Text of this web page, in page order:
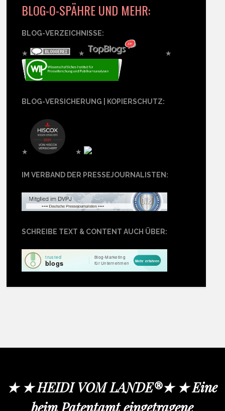
BLOG-O-SPÄHRE UND MEHR:
BLOG-VERZEICHNISSE:
★ ★ ★
BLOG-VERSICHERUNG | KOPIERSCHUTZ:
★ ★
IM VERBAND DER PRESSEJOURNALISTEN:
SCHREIBE TEXT & CONTENT AUCH ÜBER:
★ ★ HEIDI VOM LANDE®★ ★ Eine
beim Patentamt eingetragene